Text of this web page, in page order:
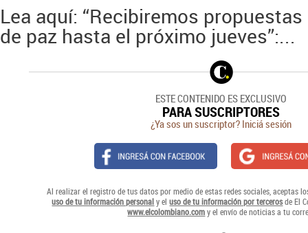
Lea aquí: “Recibiremos
de paz hasta el próximo jueves”:...
ESTE CONTENIDO ES EXCLUSIVO
PARA SUSCRIPTORES
¿Ya sos un suscriptor? Iniciá sesión
Al realizar el registro de tus datos por medio de estas redes sociales, aceptas
uso de tu información personaly eluso de tu información por tercerosde El
www.elcolombiano.comy el envío de noticias a tu